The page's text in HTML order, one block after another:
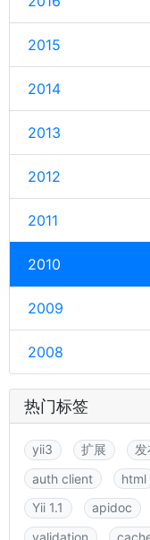
2015
2014
2013
2012
2011
2010
2009
2008
热门标签
yii3 扩展
auth client
html
Yii 1.1
apidoc
validation